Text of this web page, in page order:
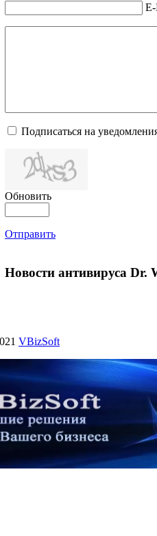
E-
Подписаться на
Обновить
Отправить
Новости антивируса Dr.
VBizSoft